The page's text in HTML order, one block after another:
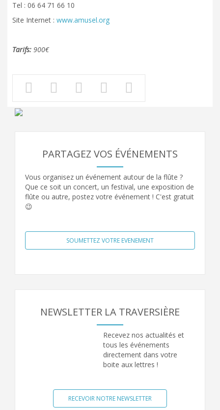
Tel : 06 64 71 66 10
Site Internet : www.amusel.org
Tarifs: 900€
PARTAGEZ VOS ÉVÉNEMENTS
Vous organisez un événement autour de la flûte ?
Que ce soit un concert, un festival, une exposition de
flûte ou autre, postez votre événement ! C'est gratuit
😉
SOUMETTEZ VOTRE EVENEMENT
NEWSLETTER LA TRAVERSIÈRE
Recevez nos actualités et
tous les événements
directement dans votre
boite aux lettres !
RECEVOIR NOTRE NEWSLETTER